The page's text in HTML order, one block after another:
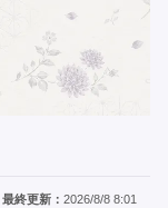
最終更新： 2026/8/8 8:01